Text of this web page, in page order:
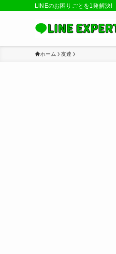
LINEのお困りごとを1発解決!
ホーム 友達